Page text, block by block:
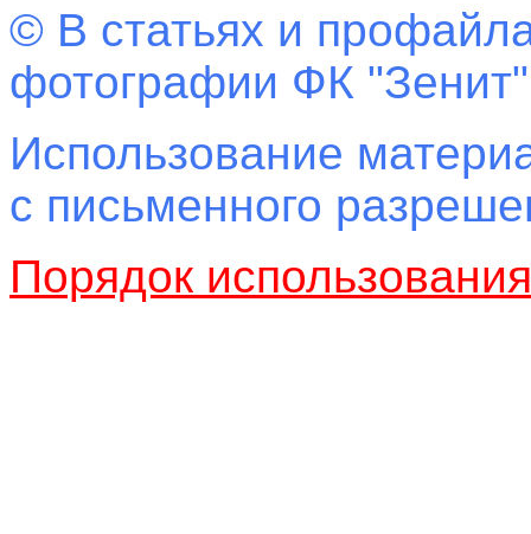
© В статьях и
фотографии ФК
Использование
с письменного
Порядок